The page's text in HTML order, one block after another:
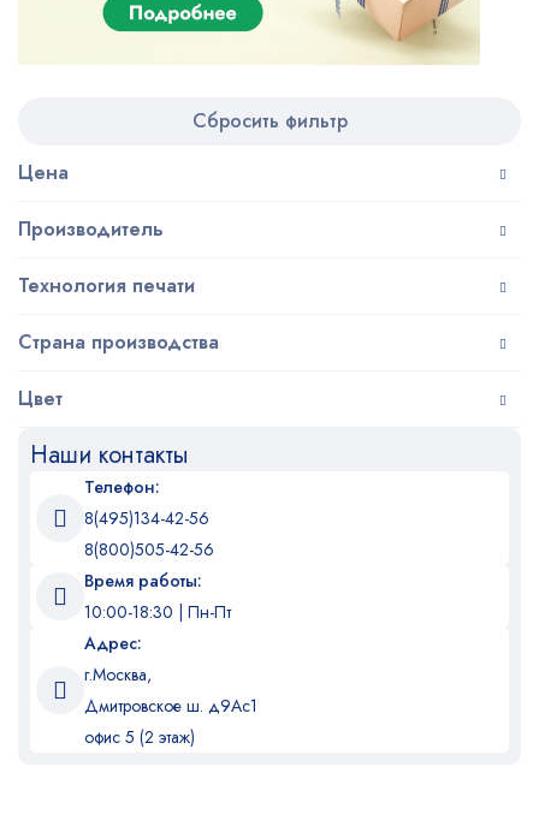
Сбросить фильтр
Цена
Производитель
Технология печати
Страна производства
Цвет
Наши контакты
Телефон:
8(495)134-42-56
8(800)505-42-56
Время работы:
10:00-18:30 | Пн-Пт
Адрес:
г.Москва,
Дмитровское ш. д9Ас1
офис 5 (2 этаж)